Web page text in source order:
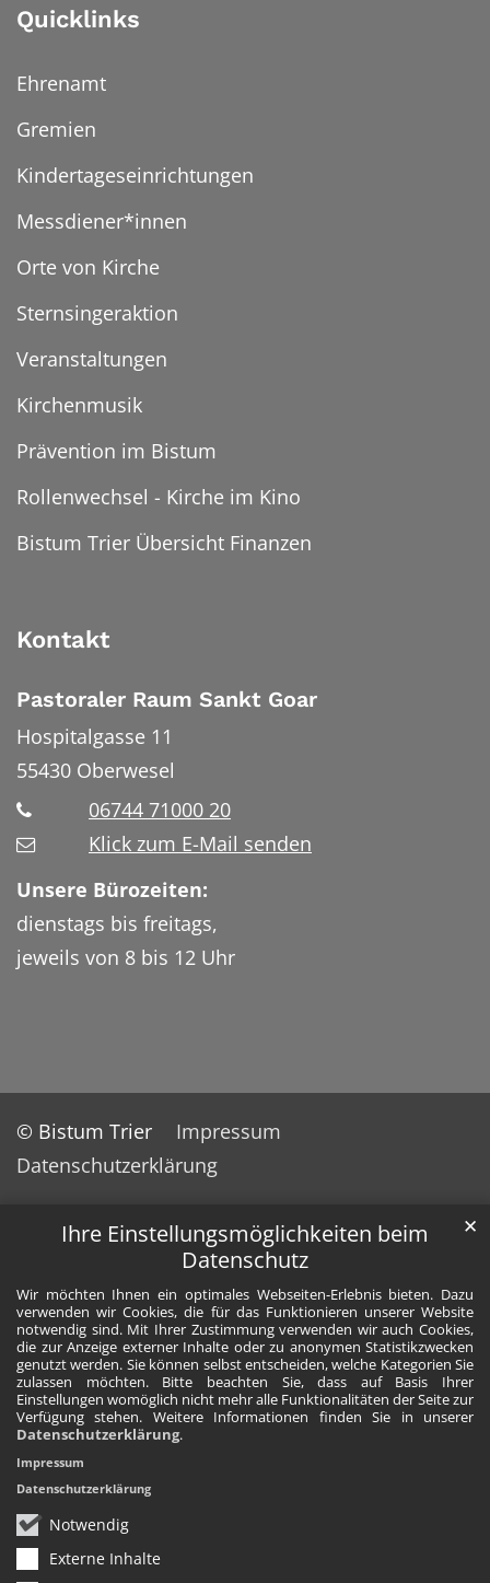
Ihre Einstellungsmöglichkeiten beim
Datenschutz
Wir möchten Ihnen ein optimales Webseiten-Erlebnis bieten. Dazu
verwenden wir Cookies, die für das Funktionieren unserer Website
notwendig sind. Mit Ihrer Zustimmung verwenden wir auch Cookies,
die zur Anzeige externer Inhalte oder zu anonymen Statistikzwecken
genutzt werden. Sie können selbst entscheiden, welche Kategorien Sie
zulassen möchten. Bitte beachten Sie, dass auf Basis Ihrer
Einstellungen womöglich nicht mehr alle Funktionalitäten der Seite zur
Verfügung stehen. Weitere Informationen finden Sie in unserer
Datenschutzerklärung.
Notwendig
Externe Inhalte
✕
Impressum
Datenschutzerklärung
Quicklinks
Ehrenamt
Gremien
Kindertageseinrichtungen
Messdiener*innen
Orte von Kirche
Sternsingeraktion
Veranstaltungen
Kirchenmusik
Prävention im Bistum
Rollenwechsel - Kirche im Kino
Bistum Trier Übersicht Finanzen
Kontakt
Pastoraler Raum Sankt Goar
Hospitalgasse 11
55430 Oberwesel
06744 71000 20
Klick zum E-Mail senden
Unsere Bürozeiten:
dienstags bis freitags,
jeweils von 8 bis 12 Uhr
© Bistum Trier
Impressum
Datenschutzerklärung